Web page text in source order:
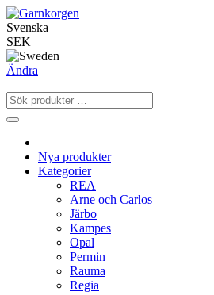
Svenska
SEK
Ändra
Nya produkter
Kategorier
REA
Arne och Carlos
Järbo
Kampes
Opal
Permin
Rauma
Regia